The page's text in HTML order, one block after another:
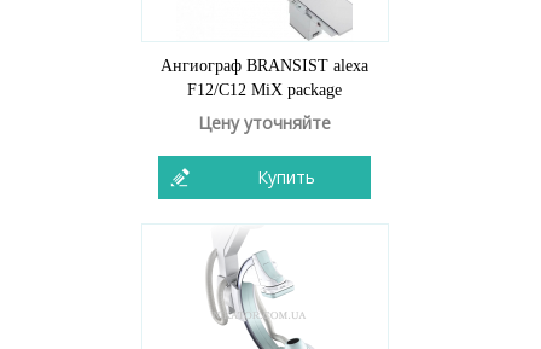
Ангиограф BRANSIST alexa
F12/C12 MiX package
Цену уточняйте
Купить